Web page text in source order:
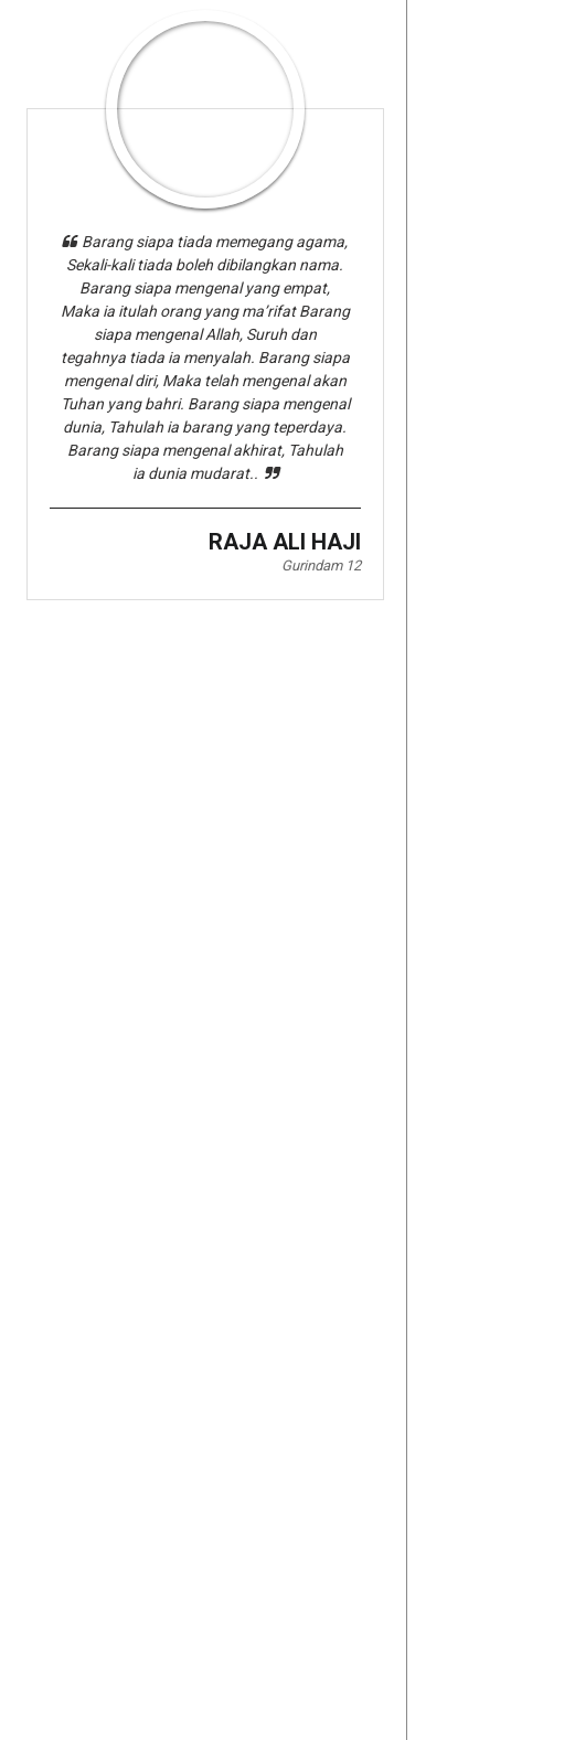
Barang siapa tiada memegang agama,
Sekali-kali tiada boleh dibilangkan nama.
Barang siapa mengenal yang empat,
Maka ia itulah orang yang ma’rifat Barang
siapa mengenal Allah, Suruh dan
tegahnya tiada ia menyalah. Barang siapa
mengenal diri, Maka telah mengenal akan
Tuhan yang bahri. Barang siapa mengenal
dunia, Tahulah ia barang yang teperdaya.
Barang siapa mengenal akhirat, Tahulah
ia dunia mudarat..
RAJA ALI HAJI
Gurindam 12